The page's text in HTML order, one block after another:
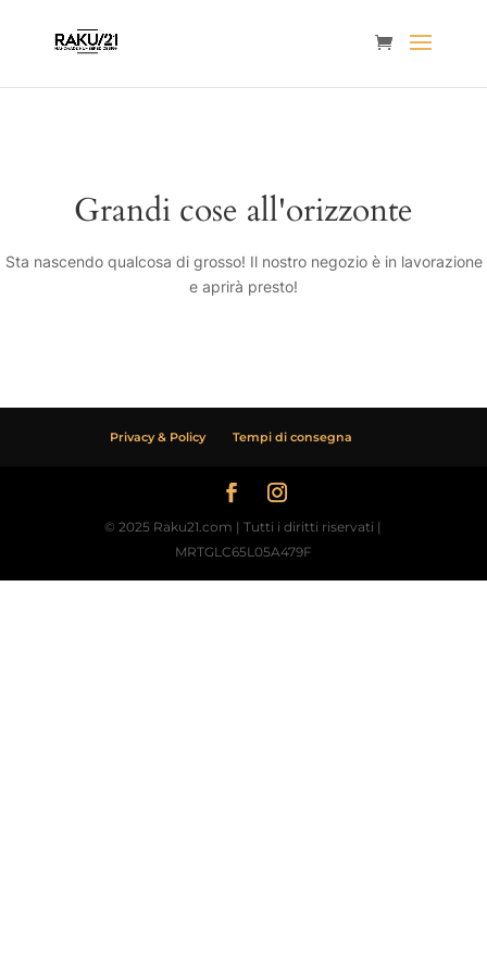
Grandi cose all'orizzonte
Sta nascendo qualcosa di grosso! Il nostro negozio è in lavorazione
e aprirà presto!
Privacy & Policy Tempi di consegna
© 2025 Raku21.com | Tutti i diritti riservati |
MRTGLC65L05A479F